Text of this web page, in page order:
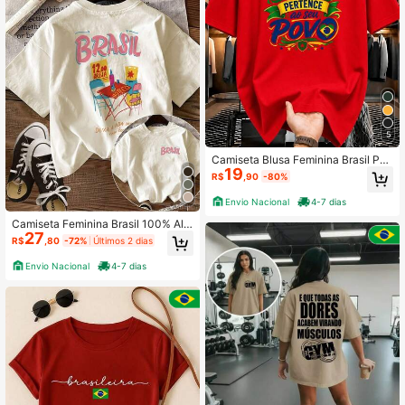
Camiseta Feminina Brasil 100% Alg
odão Manga Curta Casual Estampa
da
R$27 ,80 -72% Últimos 2 dias
Envio Nacional 4-7 dias
5
Camiseta Blusa Feminina Brasil Per
tence Ao Povo Patriota Estilosa 10
0% Algodão Promoção
R$19 ,90 -80%
Envio Nacional 4-7 dias